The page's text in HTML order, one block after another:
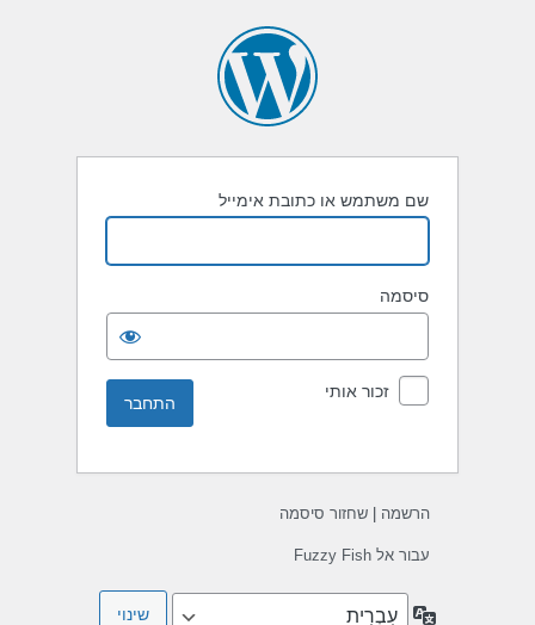
שם משתמש או כתובת אימייל
סיסמה
זכור אותי
הרשמה שחזור סיסמה
עבור אל Fuzzy Fish
שפה